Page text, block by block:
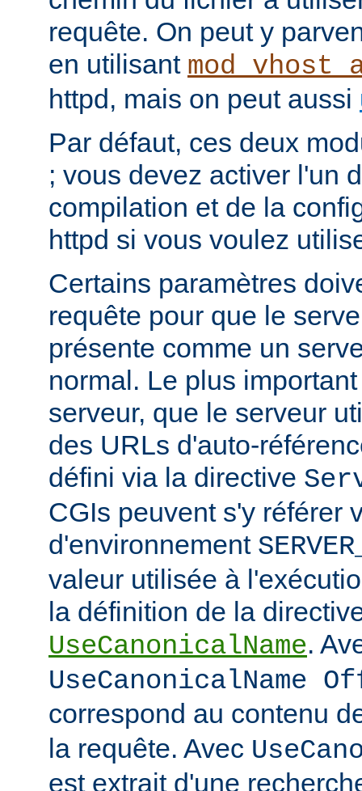
requête. On peut y
en utilisant
httpd, mais on peut aussi
Par défaut, ces deux
; vous devez activer l'un
compilation et de la
httpd si vous voulez
Certains paramètres
requête pour que le
présente comme un
normal. Le plus
serveur, que le serveur
des URLs d'auto-
défini via la directive
CGIs peuvent s'y référer
d'environnement
valeur utilisée à
la définition de la
UseCanonicalName.
UseCanonicalName
correspond au contenu
la requête. Avec
est extrait d'une